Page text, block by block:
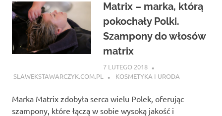
Matrix – marka, którą
pokochały Polki.
Szampony do włosów
matrix
7 LUTEGO 2018
SLAWEKSTAWARCZYK.COM.PL
KOSMETYKA I URODA
Marka Matrix zdobyła serca wielu Polek, oferując
szampony, które łączą w sobie wysoką jakość i